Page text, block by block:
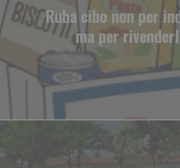
Ruba cibo non per
ma per